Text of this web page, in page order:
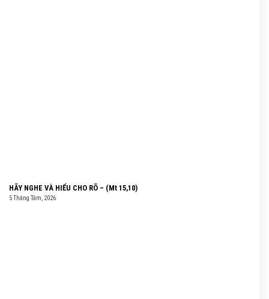
HÃY NGHE VÀ HIỂU CHO RÕ – (Mt 15,10)
5 Tháng Tám, 2026